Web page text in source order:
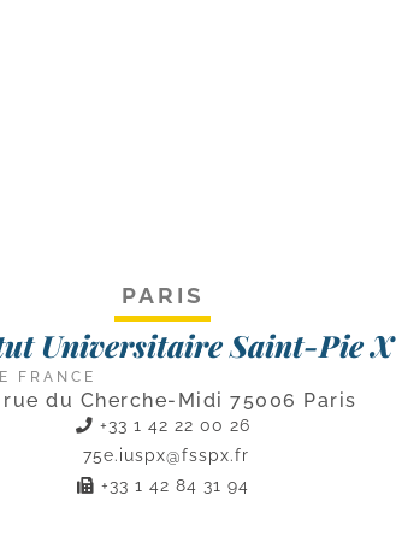
PARIS
Universitaire Saint-Pie X
FRANCE
rue du Cherche-Midi 75006 Paris
+33 1 42 22 00 26
75e.iuspx@fsspx.fr
+33 1 42 84 31 94